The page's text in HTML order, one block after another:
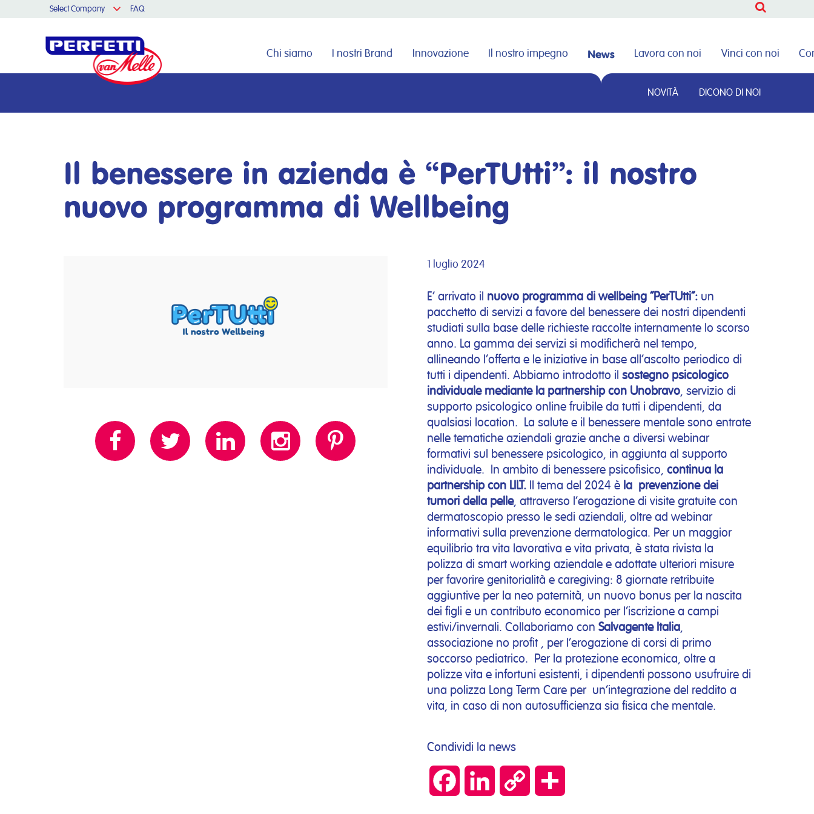
Select Company FAQ
Chi siamo I nostri Brand Innovazione Il nostro impegno News
NOVITÀ DICONO DI NOI
Lavora con noi Vinci con noi
Cerca nel sito
CERCA
Il benessere in azienda è “PerTUtti”: il nostro
nuovo programma di Wellbeing
1 luglio 2024
E’ arrivato il nuovo programma di wellbeing “PerTUtti”: un
pacchetto di servizi a favore del benessere dei nostri dipendenti
studiati sulla base delle richieste raccolte internamente lo scorso
anno. La gamma dei servizi si modificherà nel tempo,
allineando l’offerta e le iniziative in base all’ascolto periodico di
tutti i dipendenti. Abbiamo introdotto il sostegno psicologico
individuale mediante la partnership con Unobravo, servizio di
supporto psicologico online fruibile da tutti i dipendenti, da
qualsiasi location. La salute e il benessere mentale sono entrate
nelle tematiche aziendali grazie anche a diversi webinar
formativi sul benessere psicologico, in aggiunta al supporto
individuale. In ambito di benessere psicofisico, continua la
partnership con LILT.Il tema del 2024 èla prevenzione dei
tumori della pelle, attraverso l’erogazione di visite gratuite con
dermatoscopio presso le sedi aziendali, oltre ad webinar
informativi sulla prevenzione dermatologica. Per un maggior
equilibrio tra vita lavorativa e vita privata, è stata rivista la
polizza di smart working aziendale e adottate ulteriori misure
per favorire genitorialità e caregiving: 8 giornate retribuite
aggiuntive per la neo paternità, un nuovo bonus per la nascita
dei figli e un contributo economico per l’iscrizione a campi
estivi/invernali. Collaboriamo con Salvagente Italia,
associazione no profit , per l’erogazione di corsi di primo
soccorso pediatrico. Per la protezione economica, oltre a
polizze vita e infortuni esistenti, i dipendenti possono usufruire di
una polizza Long Term Care per un’integrazione del reddito a
vita, in caso di non autosufficienza sia fisica che mentale.
Condividi la news
Facebook LinkedIn Copy